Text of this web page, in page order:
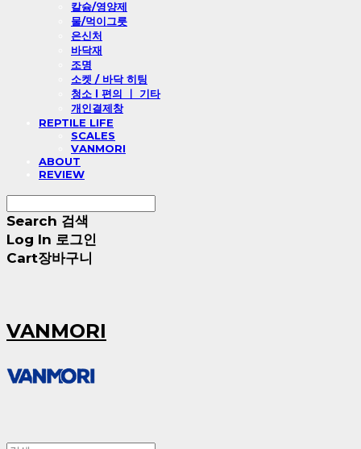
칼슘/영양제
물/먹이그릇
은신처
바닥재
조명
소켓 / 바닥 히팅
청소 l 편의 ㅣ 기타
개인결제창
REPTILE LIFE
SCALES
VANMORI
ABOUT
REVIEW
Search 검색
Log In 로그인
Cart장바구니
VANMORI